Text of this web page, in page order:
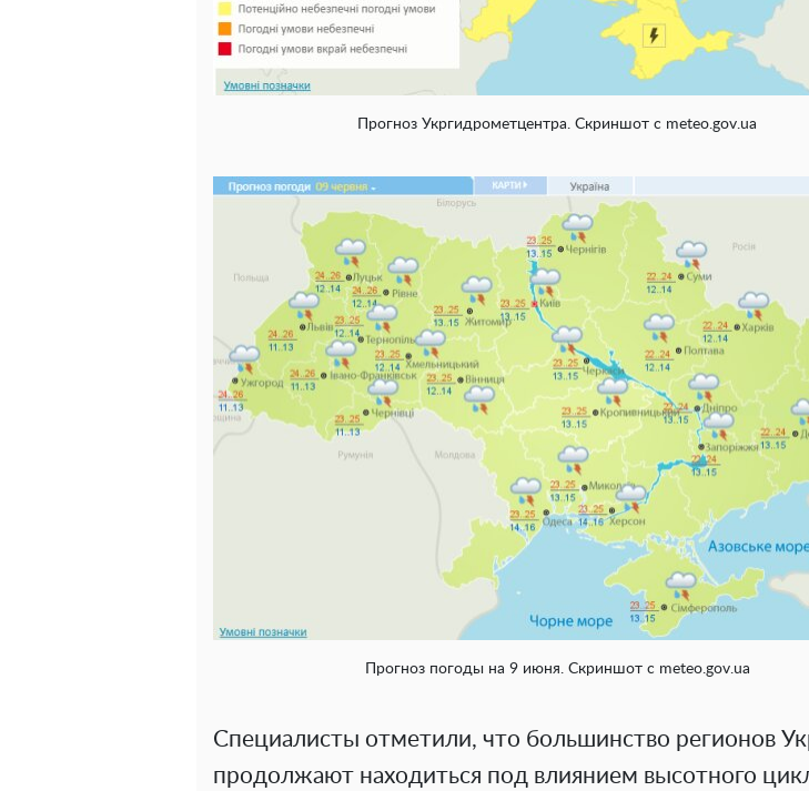
Прогноз Укргидрометцентра. Скриншот с meteo.gov.ua
Прогноз погоды на 9 июня. Скриншот с meteo.gov.ua
Специалисты отметили, что большинство регионов
продолжают находиться под влиянием высотного